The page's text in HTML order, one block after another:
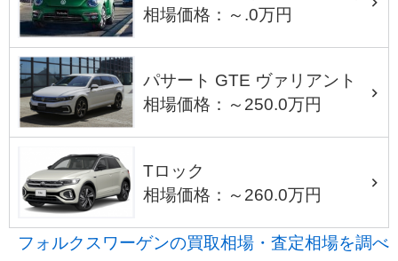
相場価格：～.0万円
パサート GTE ヴァリアント
相場価格：～250.0万円
Tロック
相場価格：～260.0万円
フォルクスワーゲンの買取相場・査定相場を調べ